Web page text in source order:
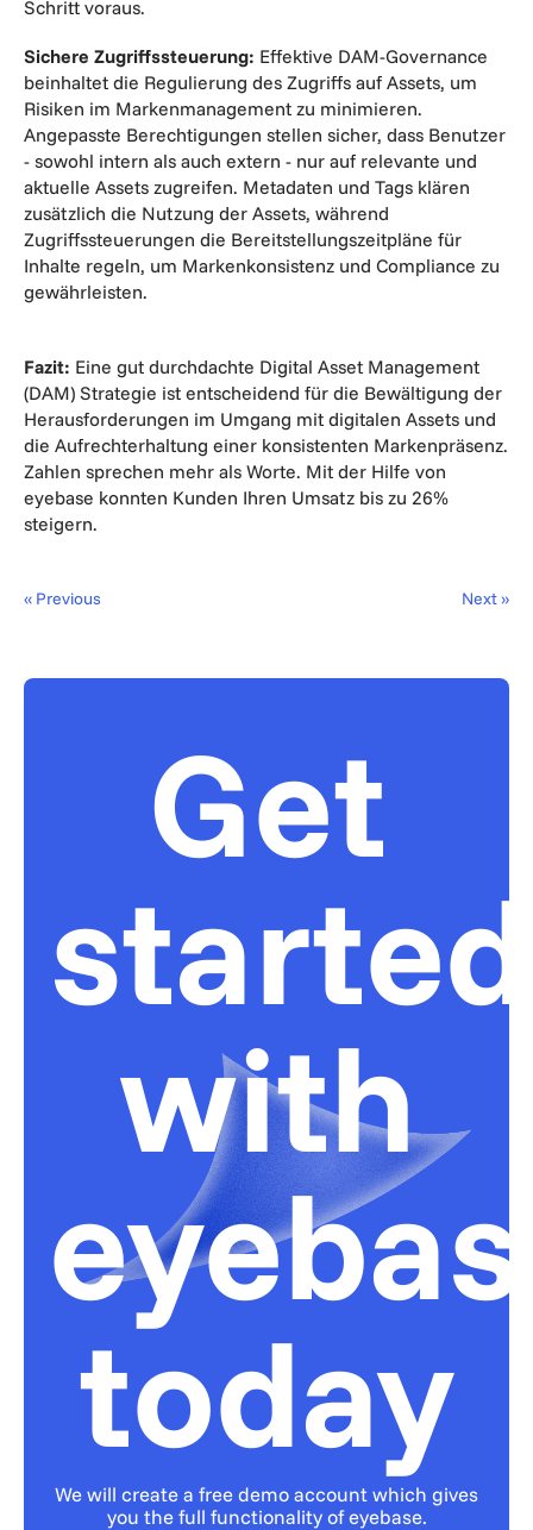
Schritt voraus.
Sichere Zugriffssteuerung: Effektive DAM-Governance
beinhaltet die Regulierung des Zugriffs auf Assets, um
Risiken im Markenmanagement zu minimieren.
Angepasste Berechtigungen stellen sicher, dass Benutzer
- sowohl intern als auch extern - nur auf relevante und
aktuelle Assets zugreifen. Metadaten und Tags klären
zusätzlich die Nutzung der Assets, während
Zugriffssteuerungen die Bereitstellungszeitpläne für
Inhalte regeln, um Markenkonsistenz und Compliance zu
gewährleisten.
Fazit: Eine gut durchdachte Digital Asset Management
(DAM) Strategie ist entscheidend für die Bewältigung der
Herausforderungen im Umgang mit digitalen Assets und
die Aufrechterhaltung einer konsistenten Markenpräsenz.
Zahlen sprechen mehr als Worte. Mit der Hilfe von
eyebase konnten Kunden Ihren Umsatz bis zu 26%
steigern.
« Previous Next »
Get
started
with
today
We will create a free demo account which gives
you the full functionality of eyebase.